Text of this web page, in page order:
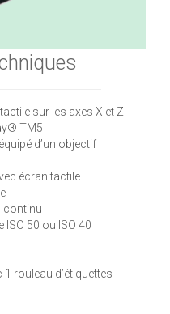
sur les axes X et Z
TM5
d’un objectif
écran tactile
continu
50 ou ISO 40
rouleau d’étiquettes